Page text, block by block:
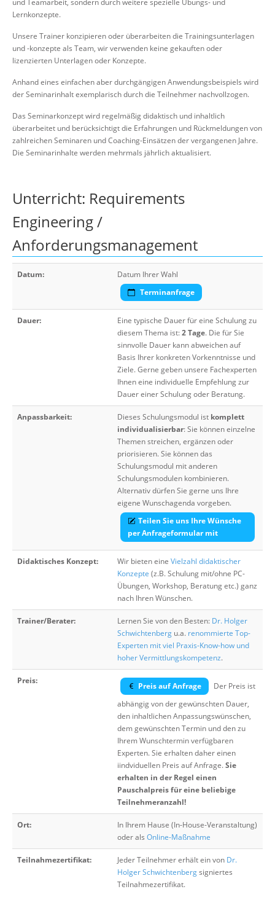
und Teamarbeit, sondern durch weitere spezielle Übungs- und
Lernkonzepte.
Unsere Trainer konzipieren oder überarbeiten die Trainingsunterlagen
und -konzepte als Team, wir verwenden keine gekauften oder
lizenzierten Unterlagen oder Konzepte.
Anhand eines einfachen aber durchgängigen Anwendungsbeispiels wird
der Seminarinhalt exemplarisch durch die Teilnehmer nachvollzogen.
Das Seminarkonzept wird regelmäßig didaktisch und inhaltlich
überarbeitet und berücksichtigt die Erfahrungen und Rückmeldungen von
zahlreichen Seminaren und Coaching-Einsätzen der vergangenen Jahre.
Die Seminarinhalte werden mehrmals jährlich aktualisiert.
Unterricht: Requirements
Engineering /
Anforderungsmanagement
Datum:
Datum Ihrer Wahl
Terminanfrage
Dauer:
Eine typische Dauer für eine Schulung zu
diesem Thema ist:2 Tage. Die für Sie
sinnvolle Dauer kann abweichen auf
Basis Ihrer konkreten Vorkenntnisse und
Ziele. Gerne geben unsere Fachexperten
Ihnen eine individuelle Empfehlung zur
Dauer einer Schulung oder Beratung.
Anpassbarkeit: Dieses Schulungsmodul ist komplett
individualisierbar: Sie können einzelne
Themen streichen, ergänzen oder
priorisieren. Sie können das
Schulungsmodul mit anderen
Schulungsmodulen kombinieren.
Alternativ dürfen Sie gerne uns Ihre
eigene Wunschagenda vorgeben.
Teilen Sie uns Ihre Wünsche
per Anfrageformular mit
Didaktisches Konzept: Wir bieten eine Vielzahl didaktischer
Konzepte (z.B. Schulung mit/ohne PC-
Übungen, Workshop, Beratung etc.) ganz
nach Ihren Wünschen.
Trainer/Berater: Lernen Sie von den Besten: Dr. Holger
Schwichtenberg u.a. renommierte Top-
Experten mit viel Praxis-Know-how und
hoher Vermittlungskompetenz.
Preis:
Preis auf Anfrage
Der Preis ist
abhängig von der gewünschten Dauer,
den inhaltlichen Anpassungswünschen,
dem gewünschten Termin und den zu
Ihrem Wunschtermin verfügbaren
Experten. Sie erhalten daher einen
iindviduellen Preis auf Anfrage.Sie
erhalten in der Regel einen
Pauschalpreis für eine beliebige
Teilnehmeranzahl!
Ort:
In Ihrem Hause (In-House-Veranstaltung)
oder als Online-Maßnahme
Teilnahmezertifikat: Jeder Teilnehmer erhält ein von Dr.
Holger Schwichtenbergsigniertes
Teilnahmezertifikat.